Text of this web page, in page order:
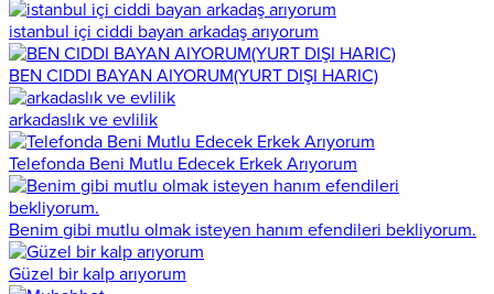
istanbul içi ciddi bayan arkadaş arıyorum
BEN CIDDI BAYAN AIYORUM(YURT DIŞI HARIC)
arkadaslık ve evlilik
Telefonda Beni Mutlu Edecek Erkek Arıyorum
Benim gibi mutlu olmak isteyen hanım efendileri bekliyorum.
Güzel bir kalp arıyorum